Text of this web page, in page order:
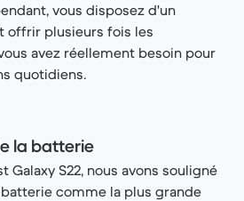
vous disposez d'un
offrir plusieurs fois les
avez réellement besoin pour
quotidiens.
la batterie
Galaxy S22, nous avons souligné
comme la plus grande